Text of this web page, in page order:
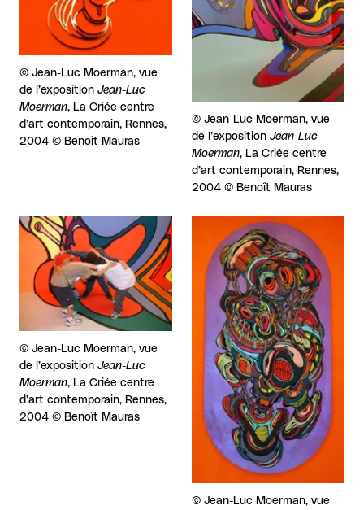
Droits réservés :
© Jean-Luc Moerman, vue
de l’exposition Jean-Luc
Moerman, La Criée centre
d’art contemporain, Rennes,
2004 © Benoît Mauras
Droits réservés :
© Jean-Luc Moerman, vue
de l’exposition Jean-Luc
Moerman, La Criée centre
d’art contemporain, Rennes,
2004 © Benoît Mauras
Agrandir
Droits réservés :
© Jean-Luc Moerman, vue
de l’exposition Jean-Luc
Moerman, La Criée centre
d’art contemporain, Rennes,
2004 © Benoît Mauras
Agrandir
Droits réservés :
© Jean-Luc Moerman, vue